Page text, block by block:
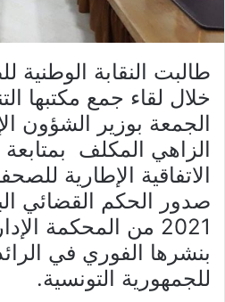
طالبت النقابة الوطنية
خلال لقاء جمع مكتبها
الجمعة بوزير الشؤون
الزاهي المكلف بمتابعة
الاتفاقية الإطارية
2021 من المحكمة
بنشرها الفوري في
للجمهورية التونسية.